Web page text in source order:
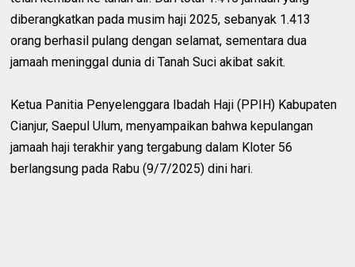
diberangkatkan pada musim haji 2025, sebanyak 1.413
orang berhasil pulang dengan selamat, sementara dua
jamaah meninggal dunia di Tanah Suci akibat sakit.
Ketua Panitia Penyelenggara Ibadah Haji (PPIH) Kabupaten
Cianjur, Saepul Ulum, menyampaikan bahwa kepulangan
jamaah haji terakhir yang tergabung dalam Kloter 56
berlangsung pada Rabu (9/7/2025) dini hari.